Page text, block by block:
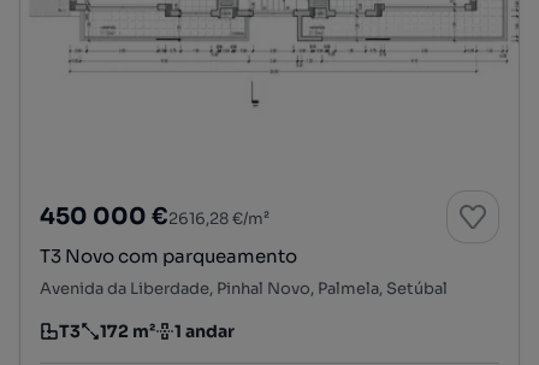
450 000 €2616,28 €/m²
T3 Novo com parqueamento
Avenida da Liberdade, Pinhal Novo, Palmela, Setúbal
Tipologia
T3
Preço por metro quadrado
172 m²
Andar 1 andar